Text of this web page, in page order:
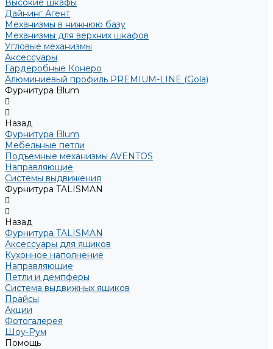
Высокие шкафы
Дайнинг Агент
Механизмы в нижнюю базу
Механизмы для верхних шкафов
Угловые механизмы
Аксессуары
Гардеробные Конеро
Алюминиевый профиль PREMIUM-LINE (Gola)
Фурнитура Blum
Назад
Фурнитура Blum
Мебельные петли
Подъемные механизмы AVENTOS
Направляющие
Системы выдвижения
Фурнитура TALISMAN
Назад
Фурнитура TALISMAN
Аксессуары для ящиков
Кухонное наполнение
Направляющие
Петли и демпферы
Система выдвижных ящиков
Прайсы
Акции
Фотогалерея
Шоу-Рум
Помощь